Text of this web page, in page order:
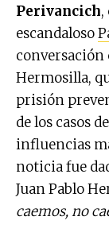
Perivancich,
escandaloso
conversación
Hermosilla,
prisión
de los casos
influencias
noticia fue
Juan Pablo
caemos, no